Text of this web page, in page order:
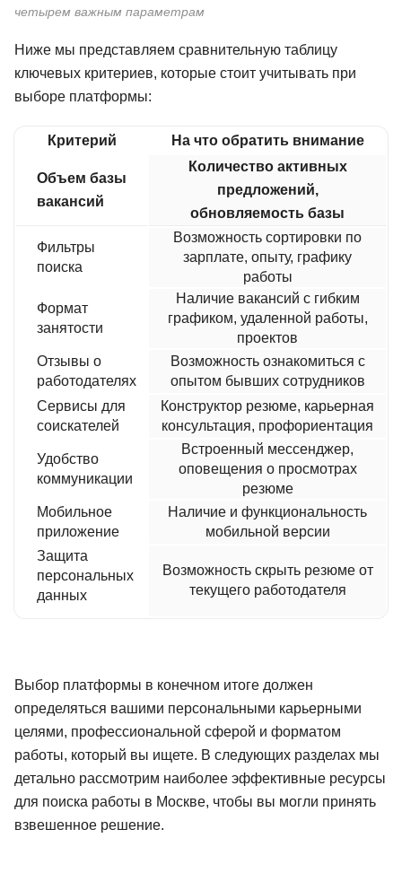
четырем важным параметрам
Ниже мы представляем сравнительную таблицу
ключевых критериев, которые стоит учитывать при
выборе платформы:
Критерий На что обратить внимание
Объем базы
вакансий
Количество активных
предложений,
обновляемость базы
Фильтры
поиска
Возможность сортировки по
зарплате, опыту, графику
работы
Формат
занятости
Наличие вакансий с гибким
графиком, удаленной работы,
проектов
Отзывы о
работодателях
Возможность ознакомиться с
опытом бывших сотрудников
Сервисы для
соискателей
Конструктор резюме, карьерная
консультация, профориентация
Удобство
коммуникации
Встроенный мессенджер,
оповещения о просмотрах
резюме
Мобильное
приложение
Наличие и функциональность
мобильной версии
Защита
персональных
данных
Возможность скрыть резюме от
текущего работодателя
Выбор платформы в конечном итоге должен
определяться вашими персональными карьерными
целями, профессиональной сферой и форматом
работы, который вы ищете. В следующих разделах мы
детально рассмотрим наиболее эффективные ресурсы
для поиска работы в Москве, чтобы вы могли принять
взвешенное решение.